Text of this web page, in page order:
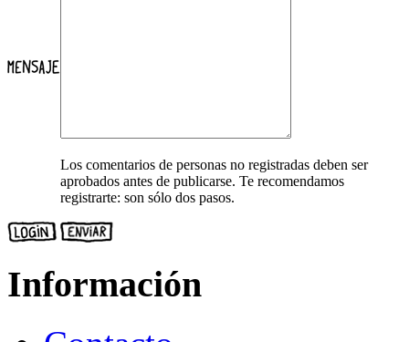
Los comentarios de personas no registradas deben ser
aprobados antes de publicarse. Te recomendamos
registrarte: son sólo dos pasos.
Información